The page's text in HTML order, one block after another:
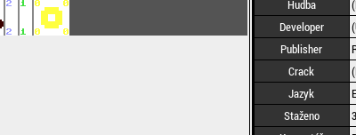
Hudba
Developer
Publisher
Crack
Jazyk
Staženo